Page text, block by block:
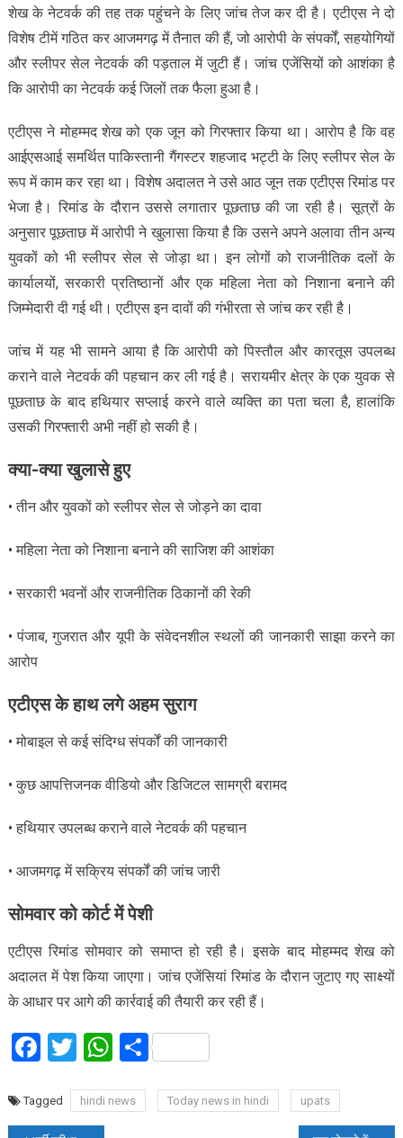
शेख के नेटवर्क की तह तक पहुंचने के लिए जांच तेज कर दी है। एटीएस ने दो
विशेष टीमें गठित कर आजमगढ़ में तैनात की हैं, जो आरोपी के संपर्कों, सहयोगियों
और स्लीपर सेल नेटवर्क की पड़ताल में जुटी हैं। जांच एजेंसियों को आशंका है
कि आरोपी का नेटवर्क कई जिलों तक फैला हुआ है।
एटीएस ने मोहम्मद शेख को एक जून को गिरफ्तार किया था। आरोप है कि वह
आईएसआई समर्थित पाकिस्तानी गैंगस्टर शहजाद भट्टी के लिए स्लीपर सेल के
रूप में काम कर रहा था। विशेष अदालत ने उसे आठ जून तक एटीएस रिमांड पर
भेजा है। रिमांड के दौरान उससे लगातार पूछताछ की जा रही है। सूत्रों के
अनुसार पूछताछ में आरोपी ने खुलासा किया है कि उसने अपने अलावा तीन अन्य
युवकों को भी स्लीपर सेल से जोड़ा था। इन लोगों को राजनीतिक दलों के
कार्यालयों, सरकारी प्रतिष्ठानों और एक महिला नेता को निशाना बनाने की
जिम्मेदारी दी गई थी। एटीएस इन दावों की गंभीरता से जांच कर रही है।
जांच में यह भी सामने आया है कि आरोपी को पिस्तौल और कारतूस उपलब्ध
कराने वाले नेटवर्क की पहचान कर ली गई है। सरायमीर क्षेत्र के एक युवक से
पूछताछ के बाद हथियार सप्लाई करने वाले व्यक्ति का पता चला है, हालांकि
उसकी गिरफ्तारी अभी नहीं हो सकी है।
क्या-क्या खुलासे हुए
• तीन और युवकों को स्लीपर सेल से जोड़ने का दावा
• महिला नेता को निशाना बनाने की साजिश की आशंका
• सरकारी भवनों और राजनीतिक ठिकानों की रेकी
• पंजाब, गुजरात और यूपी के संवेदनशील स्थलों की जानकारी साझा करने का
आरोप
एटीएस के हाथ लगे अहम सुराग
• मोबाइल से कई संदिग्ध संपर्कों की जानकारी
• कुछ आपत्तिजनक वीडियो और डिजिटल सामग्री बरामद
• हथियार उपलब्ध कराने वाले नेटवर्क की पहचान
• आजमगढ़ में सक्रिय संपर्कों की जांच जारी
सोमवार को कोर्ट में पेशी
एटीएस रिमांड सोमवार को समाप्त हो रही है। इसके बाद मोहम्मद शेख को
अदालत में पेश किया जाएगा। जांच एजेंसियां रिमांड के दौरान जुटाए गए साक्ष्यों
के आधार पर आगे की कार्रवाई की तैयारी कर रही हैं।
Facebook
Twitter
WhatsApp
Share
Tagged hindi news Today news in hindi upats